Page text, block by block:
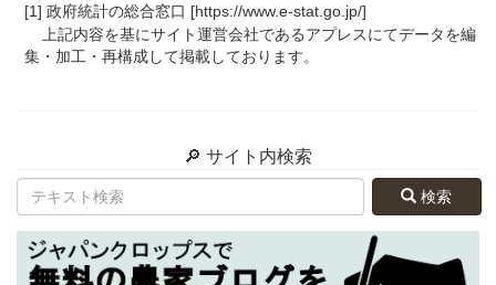
[1] 政府統計の総合窓口 [https://www.e-stat.go.jp/]
上記内容を基にサイト運営会社であるアプレスにてデータを編
集・加工・再構成して掲載しております。
🔎 サイト内検索
検索